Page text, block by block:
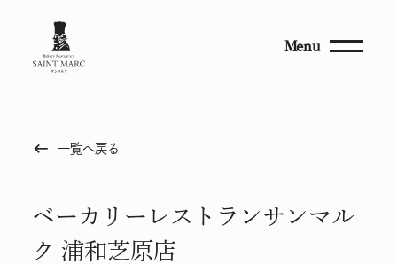
Menu
keyboard_backspace 一覧へ戻る
ベーカリーレストランサンマル
ク 浦和芝原店